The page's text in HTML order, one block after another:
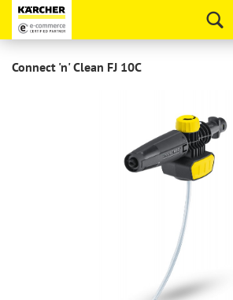
Connect 'n' Clean FJ 10C